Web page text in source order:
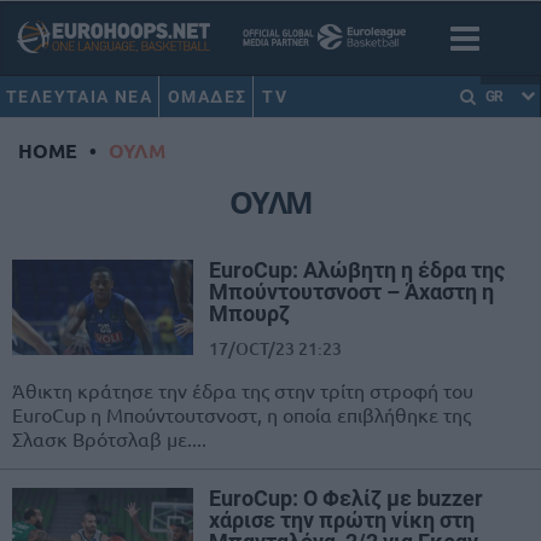
ΤΕΛΕΥΤΑΙΑ ΝΕΑ ΟΜΑΔΕΣ TV GR
HOME • ΟΥΛΜ
ΟΥΛΜ
EuroCup: Αλώβητη η έδρα της
Μπούντουτσνοστ – Άχαστη η
Μπουρζ
17/OCT/23 21:23
Άθικτη κράτησε την έδρα της στην τρίτη στροφή του
EuroCup η Μπούντουτσνοστ, η οποία επιβλήθηκε της
Σλασκ Βρότσλαβ με....
EuroCup: Ο Φελίζ με buzzer
χάρισε την πρώτη νίκη στη